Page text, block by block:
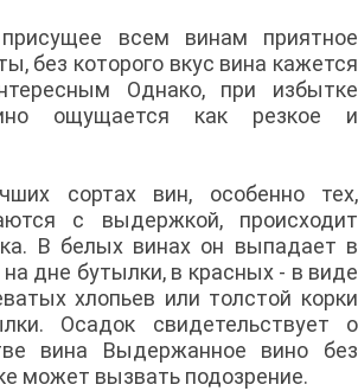
всем винам приятное
без которого вкус вина кажется
Однако, при избытке
ощущается как резкое и
сортах вин, особенно тех,
с выдержкой, происходит
В белых винах он выпадает в
дне бутылки, в красных - в виде
хлопьев или толстой корки
Осадок свидетельствует о
вина Выдержанное вино без
может вызвать подозрение.